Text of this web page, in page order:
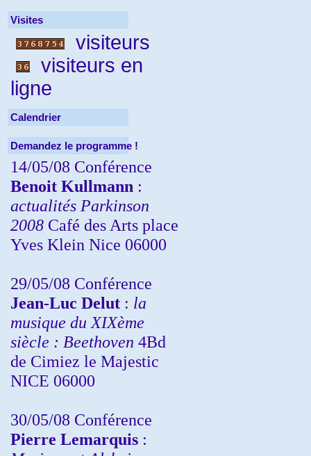
Visites
visiteurs
visiteurs en
ligne
Calendrier
Demandez le programme !
14/05/08 Conférence
Benoit Kullmann :
actualités Parkinson
2008 Café des Arts place
Yves Klein Nice 06000
29/05/08 Conférence
Jean-Luc Delut : la
musique du XIXème
siècle : Beethoven 4Bd
de Cimiez le Majestic
NICE 06000
30/05/08 Conférence
Pierre Lemarquis :